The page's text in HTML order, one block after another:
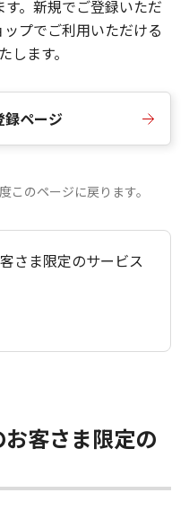
。新規でご登録いただ
プでご利用いただける
ます。
ページ
このページに戻ります。
さま限定のサービス
客さま限定の